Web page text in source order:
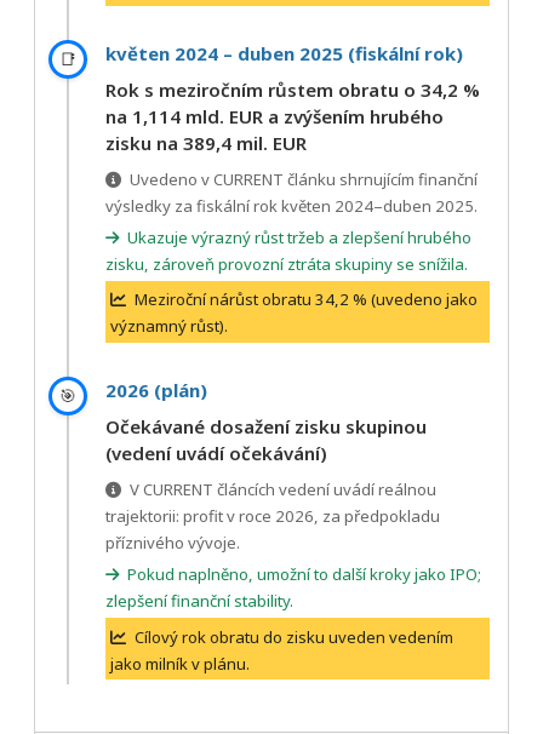
📑
květen 2024 – duben 2025 (fiskální rok)
Rok s meziročním růstem obratu o 34,2 %
na 1,114 mld. EUR a zvýšením hrubého
zisku na 389,4 mil. EUR
Uvedeno v CURRENT článku shrnujícím finanční
výsledky za fiskální rok květen 2024–duben 2025.
Ukazuje výrazný růst tržeb a zlepšení hrubého
zisku, zároveň provozní ztráta skupiny se snížila.
Meziroční nárůst obratu 34,2 % (uvedeno jako
významný růst).
🎯
2026 (plán)
Očekávané dosažení zisku skupinou
(vedení uvádí očekávání)
V CURRENT článcích vedení uvádí reálnou
trajektorii: profit v roce 2026, za předpokladu
příznivého vývoje.
Pokud naplněno, umožní to další kroky jako IPO;
zlepšení finanční stability.
Cílový rok obratu do zisku uveden vedením
jako milník v plánu.